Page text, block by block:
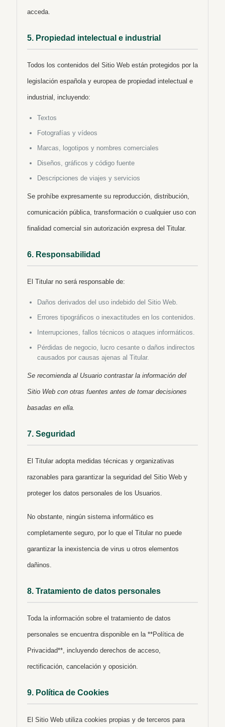
acceda.
5. Propiedad intelectual e industrial
Todos los contenidos del Sitio Web están protegidos por la
legislación española y europea de propiedad intelectual e
industrial, incluyendo:
Textos
Fotografías y vídeos
Marcas, logotipos y nombres comerciales
Diseños, gráficos y código fuente
Descripciones de viajes y servicios
Se prohíbe expresamente su reproducción, distribución,
comunicación pública, transformación o cualquier uso con
finalidad comercial sin autorización expresa del Titular.
6. Responsabilidad
El Titular no será responsable de:
Daños derivados del uso indebido del Sitio Web.
Errores tipográficos o inexactitudes en los contenidos.
Interrupciones, fallos técnicos o ataques informáticos.
Pérdidas de negocio, lucro cesante o daños indirectos
causados por causas ajenas al Titular.
Se recomienda al Usuario contrastar la información del
Sitio Web con otras fuentes antes de tomar decisiones
basadas en ella.
7. Seguridad
El Titular adopta medidas técnicas y organizativas
razonables para garantizar la seguridad del Sitio Web y
proteger los datos personales de los Usuarios.
No obstante, ningún sistema informático es
completamente seguro, por lo que el Titular no puede
garantizar la inexistencia de virus u otros elementos
dañinos.
8. Tratamiento de datos personales
Toda la información sobre el tratamiento de datos
personales se encuentra disponible en la **Política de
Privacidad**, incluyendo derechos de acceso,
rectificación, cancelación y oposición.
9. Política de Cookies
El Sitio Web utiliza cookies propias y de terceros para